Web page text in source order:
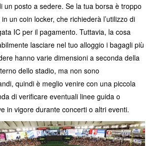
un posto a sedere. Se la tua borsa è troppo
un coin locker, che richiederà l’utilizzo di
IC per il pagamento. Tuttavia, la cosa
lasciare nel tuo alloggio i bagagli più
hanno varie dimensioni a seconda della
dello stadio, ma non sono
quindi è meglio venire con una piccola
di verificare eventuali linee guida o
in vigore durante concerti o altri eventi.